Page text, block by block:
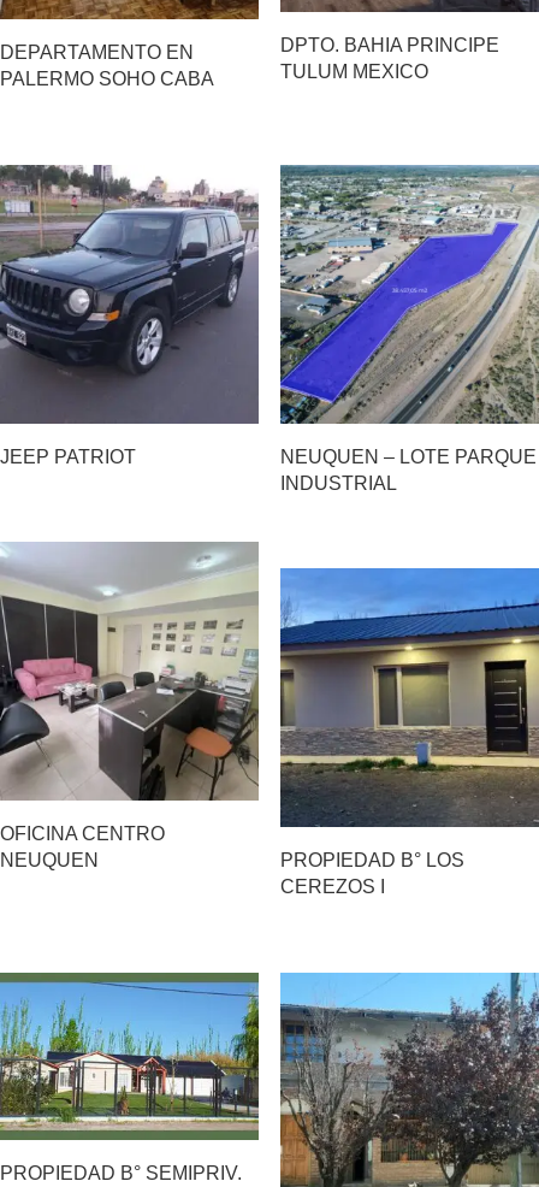
DEPARTAMENTO EN
PALERMO SOHO CABA
DPTO. BAHIA PRINCIPE
TULUM MEXICO
JEEP PATRIOT
NEUQUEN – LOTE PARQUE
INDUSTRIAL
OFICINA CENTRO
NEUQUEN
PROPIEDAD B° LOS
CEREZOS I
PROPIEDAD B° SEMIPRIV.